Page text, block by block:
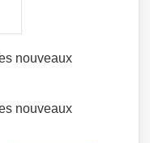
nouveaux
nouveaux